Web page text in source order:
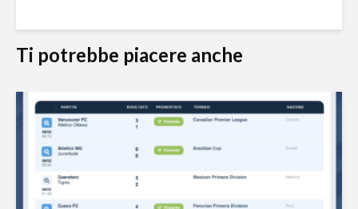
Ti potrebbe piacere anche